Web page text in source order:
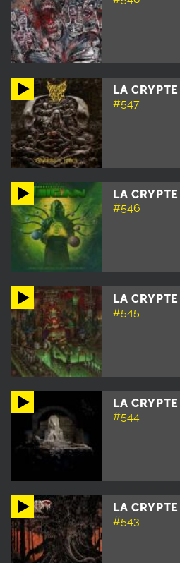
LA CRYPTE
#547
LA CRYPTE
#546
LA CRYPTE
#545
LA CRYPTE
#544
LA CRYPTE
#543